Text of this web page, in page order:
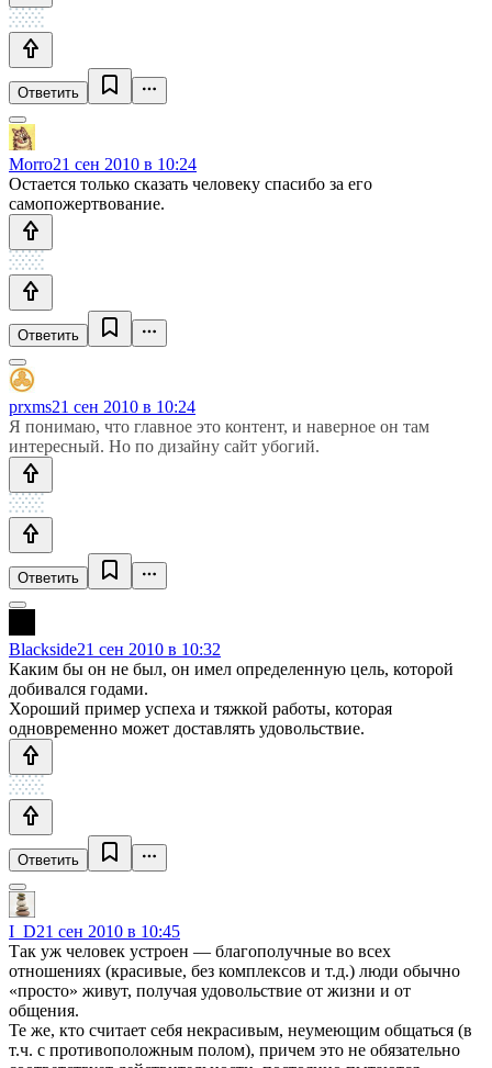
Ответить
Morro21 сен 2010 в 10:24
Остается только сказать человеку спасибо за его
самопожертвование.
Ответить
prxms21 сен 2010 в 10:24
Я понимаю, что главное это контент, и наверное он там
интересный. Но по дизайну сайт убогий.
Ответить
Blackside21 сен 2010 в 10:32
Каким бы он не был, он имел определенную цель, которой
добивался годами.
Хороший пример успеха и тяжкой работы, которая
одновременно может доставлять удовольствие.
Ответить
I_D21 сен 2010 в 10:45
Так уж человек устроен — благополучные во всех
отношениях (красивые, без комплексов и т.д.) люди обычно
«просто» живут, получая удовольствие от жизни и от
общения.
Те же, кто считает себя некрасивым, неумеющим общаться (в
т.ч. с противоположным полом), причем это не обязательно